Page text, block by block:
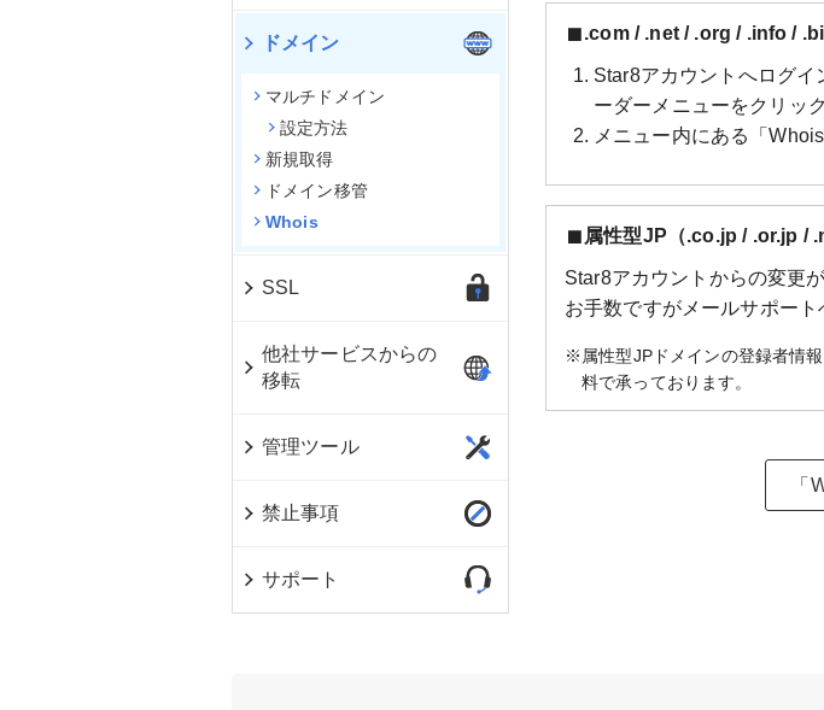
.com / .net / .org / .info /
Star8アカウントへログイ
ーダーメニューをクリッ
メニュー内にある「
属性型JP（.co.jp / .or.jp /
Star8アカウントからの変更
お手数ですがメールサポート
※属性型JPドメインの登録者情
料で承っております。
「
ドメイン
マルチドメイン
設定方法
新規取得
ドメイン移管
Whois
SSL
他社サービスからの
移転
管理ツール
禁止事項
サポート